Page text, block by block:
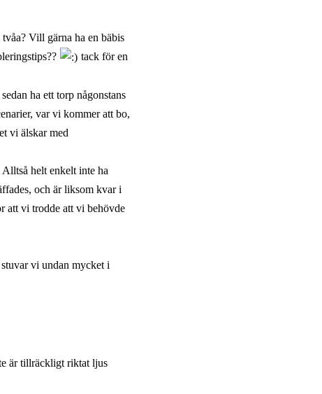
Vill gärna ha en bäbis
tack för en
ha ett torp någonstans
var vi kommer att bo,
vi älskar med
helt enkelt inte ha
och är liksom kvar i
att vi trodde att vi behövde
stuvar vi undan mycket i
är tillräckligt riktat ljus